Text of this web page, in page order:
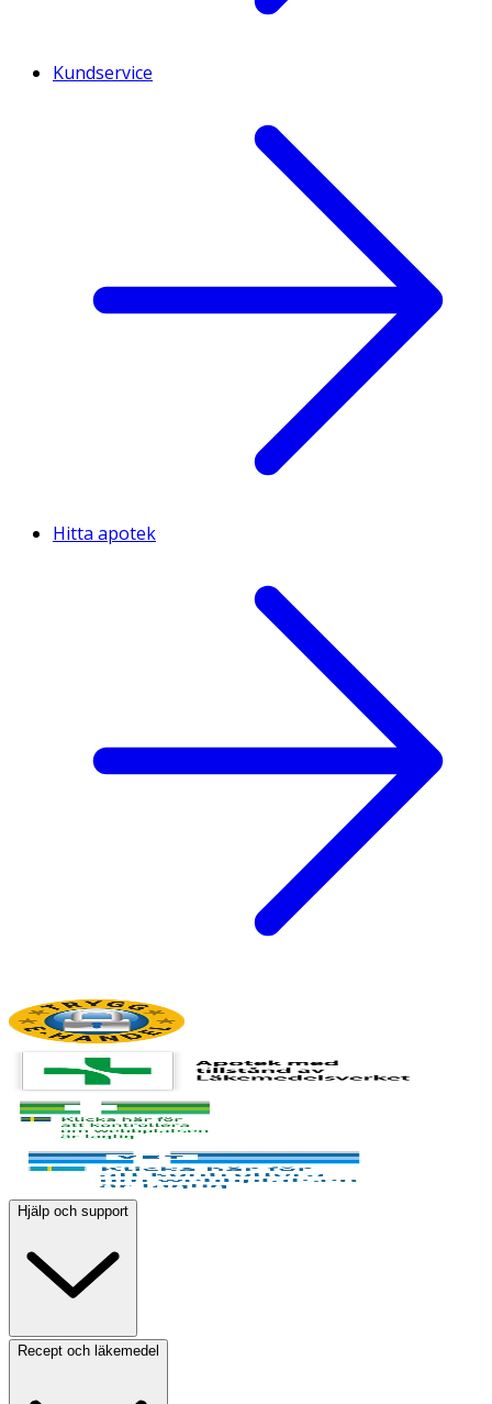
Kundservice
Hitta apotek
Hjälp och support
Recept och läkemedel